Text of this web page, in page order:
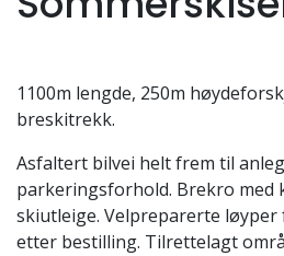
1100m lengde, 250m
breskitrekk.
Asfaltert bilvei helt frem til
parkeringsforhold. Brekro med
skiutleige. Velpreparerte
etter bestilling. Tilrettelagt